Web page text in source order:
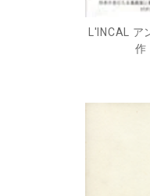
L'INCAL ア
作